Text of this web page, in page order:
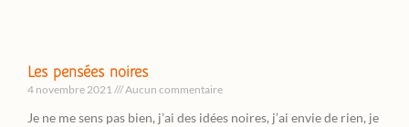
Les pensées noires
4 novembre 2021 Aucun commentaire
Je ne me sens pas bien, j’ai des idées noires, j’ai envie de rien, je